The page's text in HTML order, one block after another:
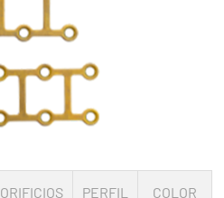
ORIFICIOS PERFIL COLOR